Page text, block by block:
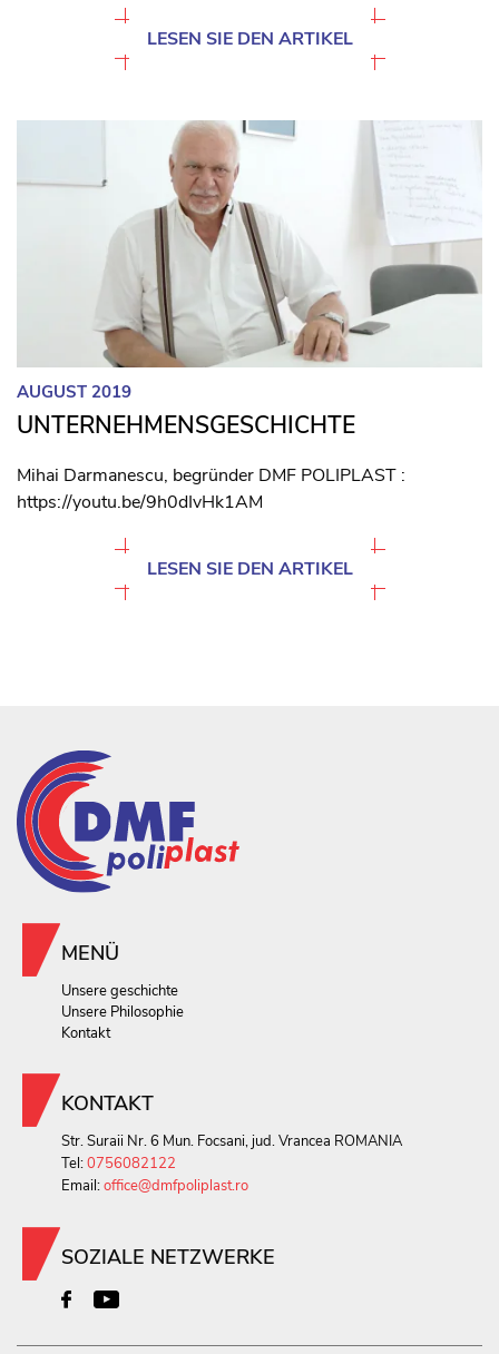
LESEN SIE DEN ARTIKEL
AUGUST 2019
UNTERNEHMENSGESCHICHTE
Mihai Darmanescu, begründer DMF POLIPLAST :
https://youtu.be/9h0dIvHk1AM
LESEN SIE DEN ARTIKEL
MENÜ
Unsere geschichte
Unsere Philosophie
Kontakt
KONTAKT
Str. Suraii Nr. 6 Mun. Focsani, jud. Vrancea ROMANIA
Tel:0756082122
Email:office@dmfpoliplast.ro
SOZIALE NETZWERKE